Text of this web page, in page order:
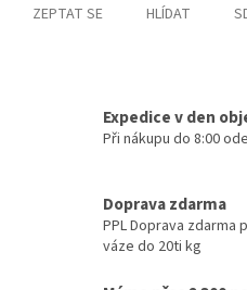
ZEPTAT SE HLÍDAT
Expedice v den
Při nákupu do 8:00
Doprava zdarma
PPL Doprava zdarma
váze do 20ti kg